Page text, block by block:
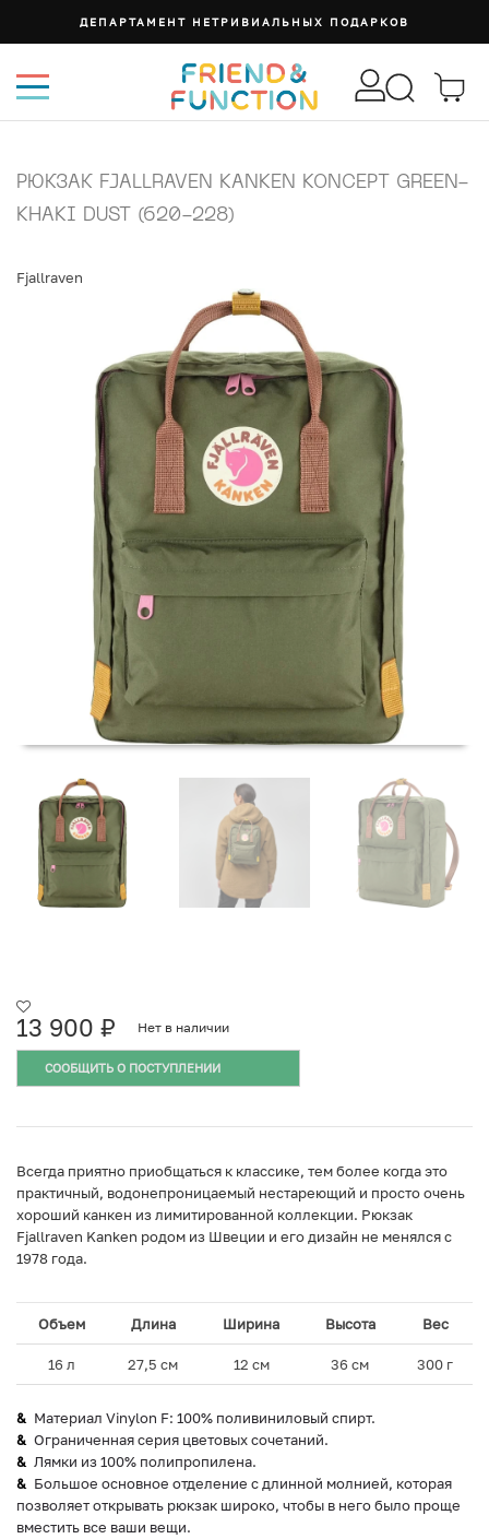
ДЕПАРТАМЕНТ НЕТРИВИАЛЬНЫХ ПОДАРКОВ
РЮКЗАК FJALLRAVEN KANKEN KONCEPT GREEN-
KHAKI DUST (620-228)
Fjallraven
13 900 ₽ Нет в наличии
СООБЩИТЬ О ПОСТУПЛЕНИИ
Всегда приятно приобщаться к классике, тем более когда это
практичный, водонепроницаемый нестареющий и просто очень
хороший канкен из лимитированной коллекции. Рюкзак
Fjallraven Kanken родом из Швеции и его дизайн не менялся с
1978 года.
Объем Длина Ширина Высота Вес
16 л 27,5 см 12 см 36 см 300 г
Материал Vinylon F: 100% поливиниловый спирт.
Ограниченная серия цветовых сочетаний.
Лямки из 100% полипропилена.
Большое основное отделение с длинной молнией, которая
позволяет открывать рюкзак широко, чтобы в него было проще
вместить все ваши вещи.